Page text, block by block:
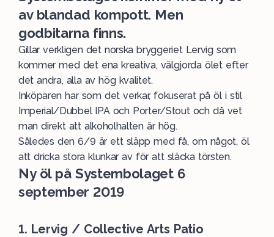
av blandad kompott. Men
godbitarna finns.
Gillar verkligen det norska bryggeriet Lervig som
kommer med det ena kreativa, välgjorda ölet efter
det andra, alla av hög kvalitet.
Inköparen har som det verkar, fokuserat på öl i stil
Imperial/Dubbel IPA och Porter/Stout och då vet
man direkt att alkoholhalten är hög.
Således den 6/9 är ett släpp med få, om något, öl
att dricka stora klunkar av för att släcka törsten.
Ny öl på Systembolaget 6
september 2019
1. Lervig / Collective Arts Patio